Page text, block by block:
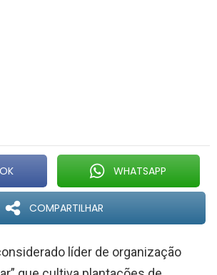
WHATSAPP
COMPARTILHAR
líder de organização